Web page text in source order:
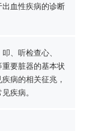
血性疾病的诊断
、听检查心、
重要脏器的基本状
病的相关征兆，
疾病。